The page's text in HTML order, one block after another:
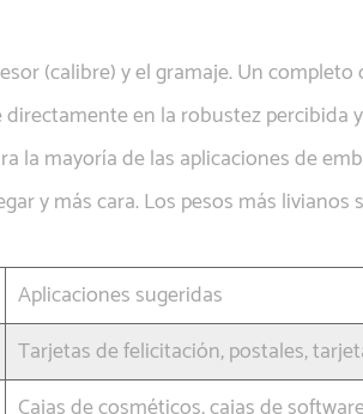
(calibre) y el gramaje. Un completo
en la robustez percibida
mayoría de las aplicaciones de
y más cara. Los pesos más
Aplicaciones sugeridas
Tarjetas de felicitación, postales,